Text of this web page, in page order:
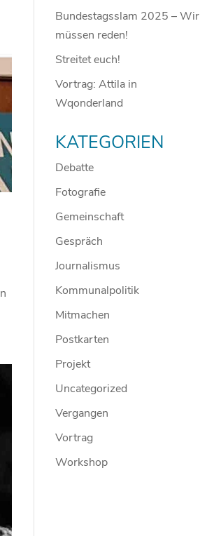
Bundestagsslam 2025 – Wir
müssen reden!
Streitet euch!
Vortrag: Attila in
Wqonderland
KATEGORIEN
Debatte
Fotografie
Gemeinschaft
Gespräch
Journalismus
Kommunalpolitik
Mitmachen
Postkarten
Projekt
Uncategorized
Vergangen
Vortrag
Workshop